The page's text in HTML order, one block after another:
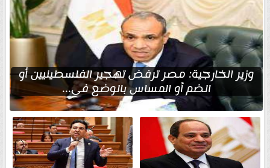
وزير الخارجية: مصر ترفض تهجير الفلسطينيين أو
الضم أو المساس بالوضع في...